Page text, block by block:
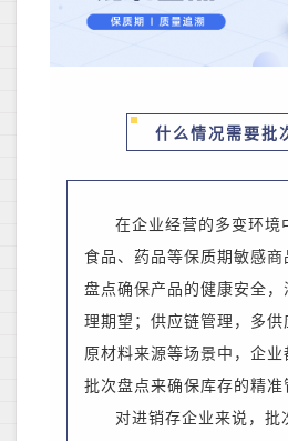
什么情况需要批
在企业经营的多变环境
食品、药品等保质期敏感商
盘点确保产品的健康安全，
理期望；供应链管理，多供
原材料来源等场景中，企业
批次盘点来确保库存的精准
对进销存企业来说，批